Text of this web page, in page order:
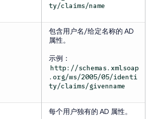
ty/claims/name
包含用户名/给定名称的 AD
属性。
示例：
http://schemas.xmlsoap
.org/ws/2005/05/identi
ty/claims/givenname
每个用户独有的 AD 属性。